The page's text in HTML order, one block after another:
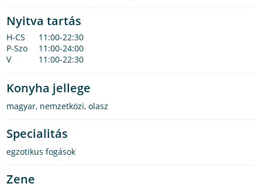
Nyitva tartás
H-CS
11:00-22:30
P-Szo
11:00-24:00
V
11:00-22:30
Konyha jellege
magyar, nemzetközi,olasz
Specialitás
egzotikus fogások
Zene